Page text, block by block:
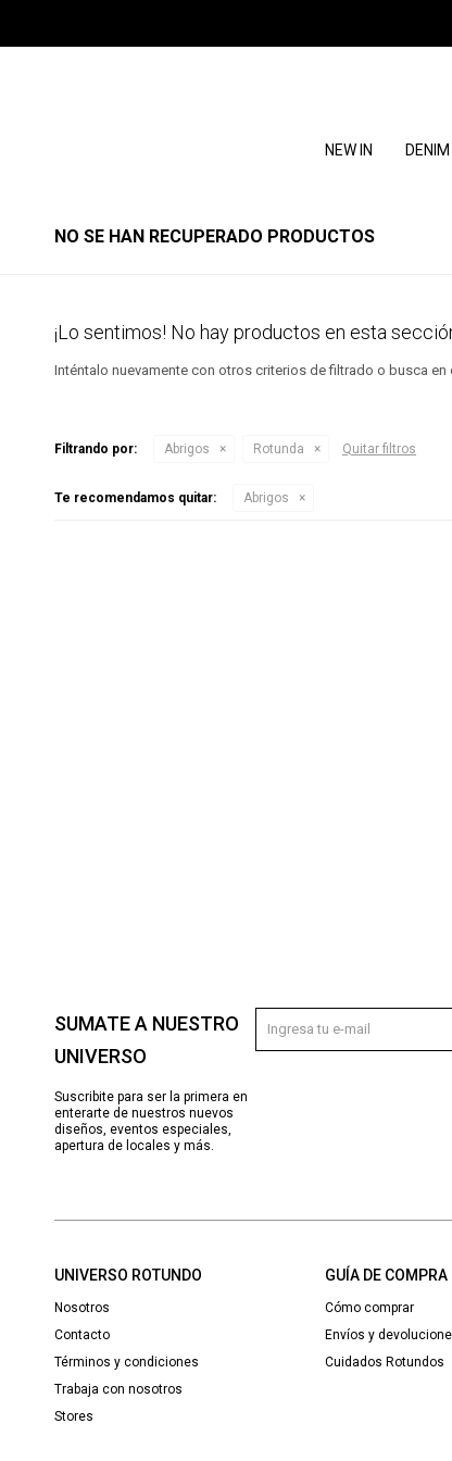
NEW IN DENIM
NO SE HAN RECUPERADO PRODUCTOS
¡Lo sentimos! No hay productos en esta
Inténtalo nuevamente con otros criterios de filtrado o busca
Filtrando por: Abrigos Rotunda Quitar filtros
Te recomendamos quitar: Abrigos
UNIVERSO ROTUNDO
Nosotros
Contacto
Términos y condiciones
Trabaja con nosotros
Stores
GUÍA DE COMPRA
Cómo comprar
Envíos y
Cuidados Rotundos
SUMATE A NUESTRO
UNIVERSO
Suscribite para ser la primera en
enterarte de nuestros nuevos
diseños, eventos especiales,
apertura de locales y más.